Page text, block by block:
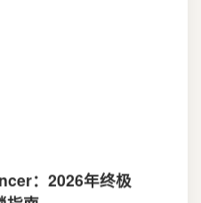
：2026年终极